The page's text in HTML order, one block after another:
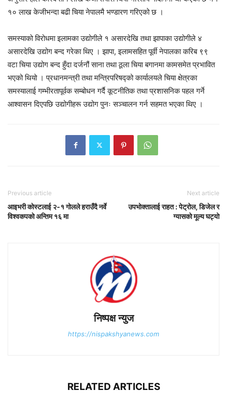
१० लाख केजीभन्दा बढी चिया नेपालमै भण्डारण गरिएको छ ।
समस्याको विरोधमा इलामका उद्योगीले १ असारदेखि तथा झापाका उद्योगीले ४
असारदेखि उद्योग बन्द गरेका थिए । झापा, इलामसहित पूर्वी नेपालका करिब ९९
वटा चिया उद्योग बन्द हुँदा दर्जनौं साना तथा ठूला चिया बगानमा कामसमेत प्रभावित
भएको थियो । प्रधानमन्त्री तथा मन्त्रिपरिषद्को कार्यालयले चिया क्षेत्रका
समस्यालाई गम्भीरतापूर्वक सम्बोधन गर्दै कूटनीतिक तथा प्रशासनिक पहल गर्ने
आश्वासन दिएपछि उद्योगीहरू उद्योग पुनः सञ्चालन गर्न सहमत भएका थिए ।
Previous article
आइभरी कोस्टलाई २-१ गोलले हराउँदै नर्वे
विश्वकपको अन्तिम १६ मा
Next article
उपभोक्तालाई राहत : पेट्राेल, डिजेल र
ग्यासकाे मूल्य घट्याे
निष्पक्ष न्युज
https://nispakshyanews.com
RELATED ARTICLES